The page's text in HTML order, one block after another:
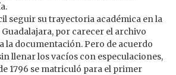
seguir su trayectoria académica en la
por carecer el archivo
la documentación. Pero de acuerdo
llenar los vacíos con especulaciones,
1796 se matriculó para el primer